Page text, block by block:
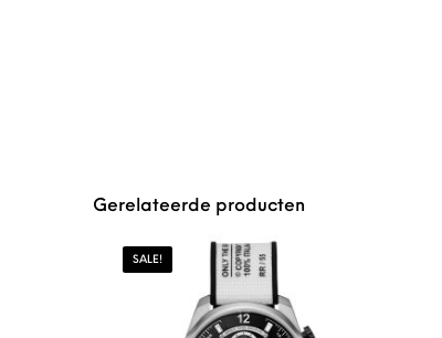
Gerelateerde producten
SALE!